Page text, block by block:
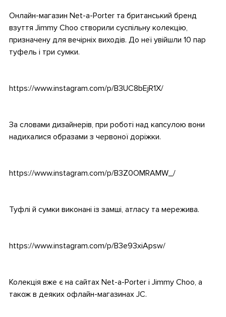
Онлайн-магазин Net-a-Porter та британський бренд
взуття Jimmy Choo створили суспільну колекцію,
призначену для вечірніх виходів. До неї увійшли 10 пар
туфель і три сумки.
https://www.instagram.com/p/B3UC8bEjR1X/
За словами дизайнерів, при роботі над капсулою вони
надихалися образами з червоної доріжки.
https://www.instagram.com/p/B3Z0OMRAMW_/
Туфлі й сумки виконані із замші, атласу та мережива.
https://www.instagram.com/p/B3e93xiApsw/
Колекція вже є на сайтах Net-a-Porter і Jimmy Сhoo, а
також в деяких офлайн-магазинах JC.